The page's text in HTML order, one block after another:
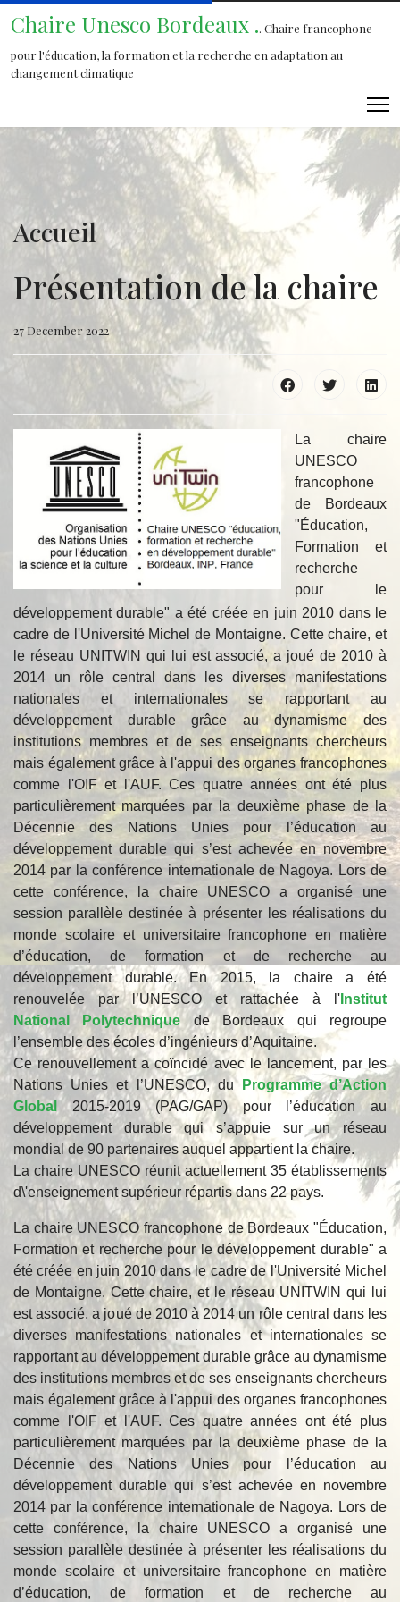
Chaire Unesco Bordeaux .. Chaire francophone
pour l'éducation, la formation et la recherche en adaptation au
changement climatique
Accueil
Présentation de la chaire
27 December 2022
La chaire
UNESCO
francophone
de Bordeaux
"Éducation,
Formation et
recherche
pour le
développement durable" a été créée en juin 2010 dans le
cadre de l'Université Michel de Montaigne. Cette chaire, et
le réseau UNITWIN qui lui est associé, a joué de 2010 à
2014 un rôle central dans les diverses manifestations
nationales et internationales se rapportant au
développement durable grâce au dynamisme des
institutions membres et de ses enseignants chercheurs
mais également grâce à l'appui des organes francophones
comme l'OIF et l'AUF. Ces quatre années ont été plus
particulièrement marquées par la deuxième phase de la
Décennie des Nations Unies pour l’éducation au
développement durable qui s’est achevée en novembre
2014 par la conférence internationale de Nagoya. Lors de
cette conférence, la chaire UNESCO a organisé une
session parallèle destinée à présenter les réalisations du
monde scolaire et universitaire francophone en matière
d’éducation, de formation et de recherche au
développement durable. En 2015, la chaire a été
renouvelée par l’UNESCO et rattachée à l' Institut
National Polytechniquede Bordeaux qui regroupe
l’ensemble des écoles d’ingénieurs d’Aquitaine.
Ce renouvellement a coïncidé avec le lancement, par les
Nations Unies et l’UNESCO, du Programme d’Action
Global 2015-2019 (PAG/GAP) pour l’éducation au
développement durable qui s’appuie sur un réseau
mondial de 90 partenaires auquel appartient la chaire.
La chaire UNESCO réunit actuellement 35 établissements
d\'enseignement supérieur répartis dans 22 pays.
La chaire UNESCO francophone de Bordeaux "Éducation,
Formation et recherche pour le développement durable" a
été créée en juin 2010 dans le cadre de l'Université Michel
de Montaigne. Cette chaire, et le réseau UNITWIN qui lui
est associé, a joué de 2010 à 2014 un rôle central dans les
diverses manifestations nationales et internationales se
rapportant au développement durable grâce au dynamisme
des institutions membres et de ses enseignants chercheurs
mais également grâce à l'appui des organes francophones
comme l'OIF et l'AUF. Ces quatre années ont été plus
particulièrement marquées par la deuxième phase de la
Décennie des Nations Unies pour l’éducation au
développement durable qui s’est achevée en novembre
2014 par la conférence internationale de Nagoya. Lors de
cette conférence, la chaire UNESCO a organisé une
session parallèle destinée à présenter les réalisations du
monde scolaire et universitaire francophone en matière
d’éducation, de formation et de recherche au